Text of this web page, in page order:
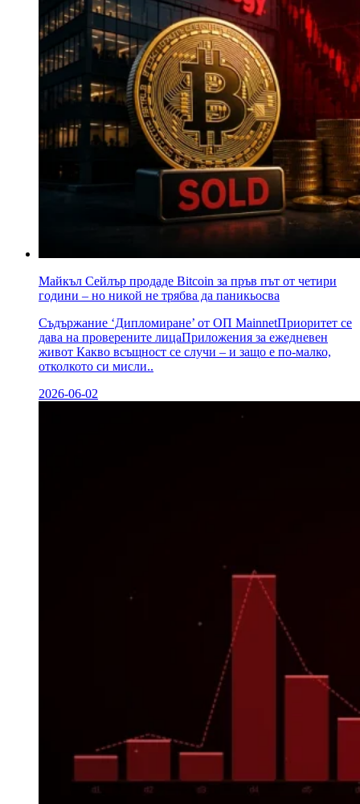
Майкъл Сейлър продаде Bitcoin за пръв път от четири
години – но никой не трябва да паникьосва
Съдържание ‘Дипломиране’ от ОП MainnetПриоритет се
дава на проверените лицаПриложения за ежедневен
живот Какво всъщност се случи – и защо е по-малко,
отколкото си мисли..
2026-06-02